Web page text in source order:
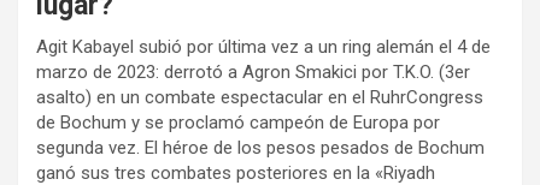
Agit Kabayel subió por última vez a un ring alemán el 4 de
marzo de 2023: derrotó a Agron Smakici por T.K.O. (3er
asalto) en un combate espectacular en el RuhrCongress
de Bochum y se proclamó campeón de Europa por
segunda vez. El héroe de los pesos pesados de Bochum
ganó sus tres combates posteriores en la «Riyadh